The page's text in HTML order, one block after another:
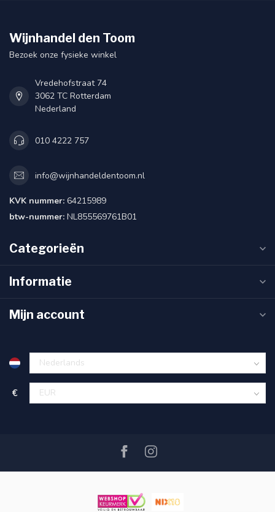
Wijnhandel den Toom
Bezoek onze fysieke winkel
Vredehofstraat 74
3062 TC Rotterdam
Nederland
010 4222 757
info@wijnhandeldentoom.nl
KVK nummer: 64215989
btw-nummer: NL855569761B01
Categorieën
Informatie
Mijn account
€